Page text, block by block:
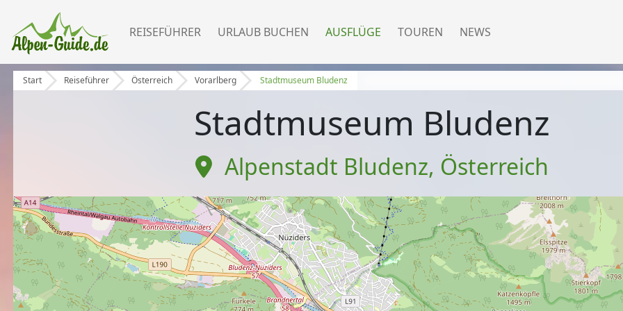
REISEFÜHRER URLAUB BUCHEN AUSFLÜGE TOUREN NEWS
Start Reiseführer Österreich Vorarlberg Stadtmuseum Bludenz
Stadtmuseum Bludenz
Alpenstadt Bludenz, Österreich